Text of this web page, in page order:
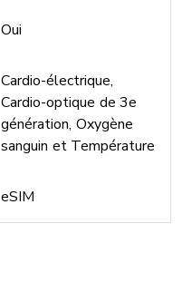
Oui
Cardio-électrique,
Cardio-optique de 3e
génération, Oxygène
sanguin et Température
eSIM